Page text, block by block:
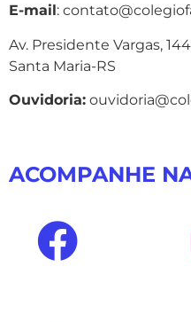
E-mail:
Av. Presidente Vargas,
Santa Maria-RS
Ouvidoria:
ACOMPANHE